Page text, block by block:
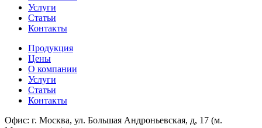
Услуги
Статьи
Контакты
Продукция
Цены
О компании
Услуги
Статьи
Контакты
Офис: г. Москва, ул. Большая Андроньевская, д, 17 (м.